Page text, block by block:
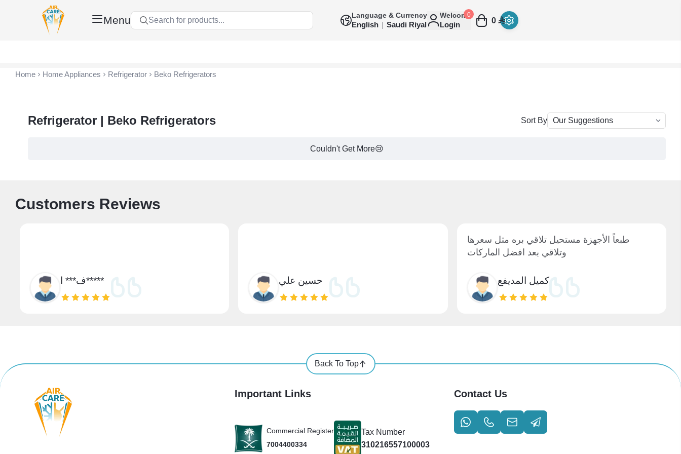
Menu Search for products...
Language & Currency
English | Saudi Riyal
Welcome
Login
0
0
Home Home Appliances Refrigerator Beko Refrigerators
Refrigerator | Beko Refrigerators Sort By
Couldn't Get More😢
Customers Reviews
ف*** ا***** حسين علي
طبعاً الأجهزة مستحيل تلاقي بره مثل سعرها
وتلاقي بعد افضل الماركات
كميل المديفع
Back To Top
Important Links
Commercial Register
7004400334
Tax Number
310216557100003
Contact Us